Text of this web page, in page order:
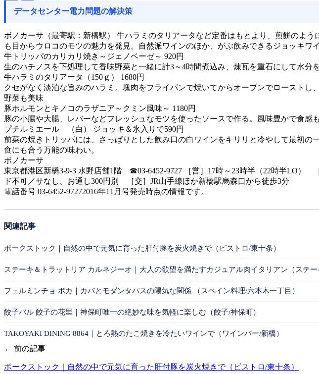
データセンター電力問題の解決策
ボノカーサ（最寄駅：新橋駅） 牛ハラミのタリアータなど定番はもとより、煎餅のよ
も目からウロコのモツの魅力を発見。自然派ワインのほか、がぶ飲みできるジョッキワ
牛トリッパのカリカリ焼き～ジェノベーゼ～ 920円
生のハチノスを下処理して香味野菜と一緒に計3～4時間煮込み、煉瓦を重石にして水分
牛ハラミのタリアータ（150ｇ） 1680円
クセがなく淡泊な旨みのハラミ。塊肉をフライパンで焼いてからオーブンでロースト
野菜も美味
豚ホルモンとキノコのラザニア～クミン風味～ 1180円
豚の小腸や大腸、レバーなどフレッシュなモツを使ったソースで作る。風味豊かで食感
プチルミエール （白） ジョッキ＆氷入りで590円
前菜の焼きトリッパには、さっぱりとした飲み口の白ワインをキリリと冷やして最初
食にも合う万能の味わい。
ボノカーサ
東京都港区新橋3-9-3 水野店舗1階 ☎03-6452-9727 ［営］17時～23時半（22時半LO）
ド不可／サなし、お通し300円別 ［交］JR山手線ほか新橋駅烏森口から徒歩3分
電話番号 03-6452-97272016年11月号発売時点の情報です。
関連記事
ポークストック｜自然の中で元気に育った肝付豚を炭火焼きで（ビストロ/東十条）
ステーキ＆トラットリア カルネジーオ｜大人の欲望を満たすカジュアル肉イタリアン（ステー
フェルミンチョ ボカ｜カバとモダンタパスの陽気な関係 （スペイン料理/六本木一丁目）
餃子バル 餃子の花里｜神保町唯一の絶妙な味を気軽に楽しむ（餃子/神保町）
TAKOYAKI DINING 8864｜とろ熱のたこ焼きを冷たいワインで（ワインバー/新橋）
← 前の記事
ポークストック｜自然の中で元気に育った肝付豚を炭火焼きで（ビストロ/東十条）